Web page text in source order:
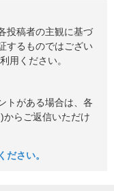
投稿者の主観に基づ
するものではござい
用ください。
トがある場合は、各
からご返信いただけ
さい。